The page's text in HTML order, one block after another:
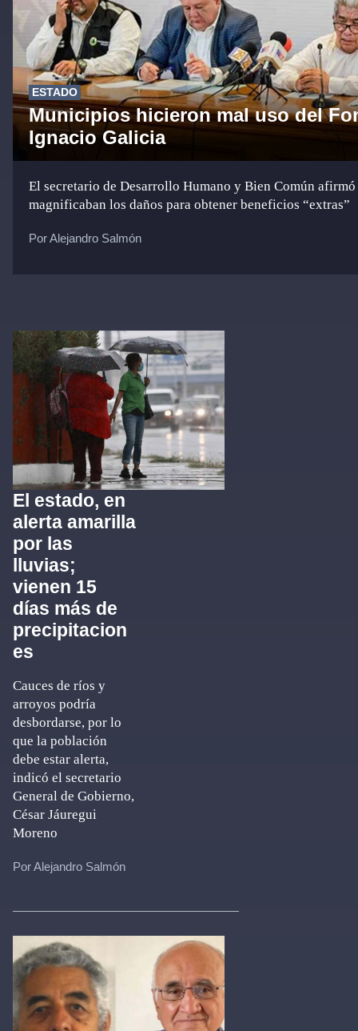
ESTADO
Municipios hicieron mal uso del
Ignacio Galicia
El secretario de Desarrollo Humano y Bien Común afirmó
magnificaban los daños para obtener beneficios “extras”
Por Alejandro Salmón
El estado, en
alerta amarilla
por las
lluvias;
vienen 15
días más de
precipitacion
es
Cauces de ríos y
arroyos podría
desbordarse, por lo
que la población
debe estar alerta,
indicó el secretario
General de Gobierno,
César Jáuregui
Moreno
Por Alejandro Salmón